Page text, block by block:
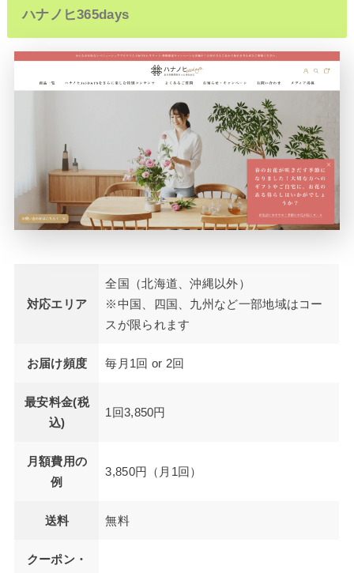
ハナノヒ365days
対応エリア
全国（北海道、沖縄以外）
※中国、四国、九州など一部地域はコー
スが限られます
お届け頻度 毎月1回 or 2回
最安料金(税
込)
1回3,850円
月額費用の
例
3,850円（月1回）
送料 無料
クーポン・